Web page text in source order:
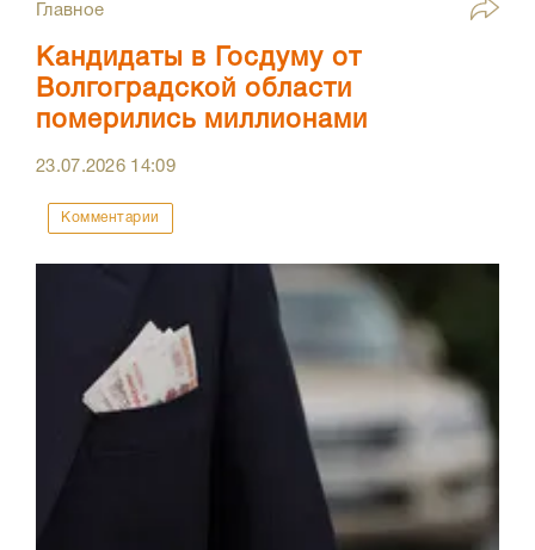
Главное
Кандидаты в Госдуму от
Волгоградской области
померились миллионами
23.07.2026 14:09
Комментарии